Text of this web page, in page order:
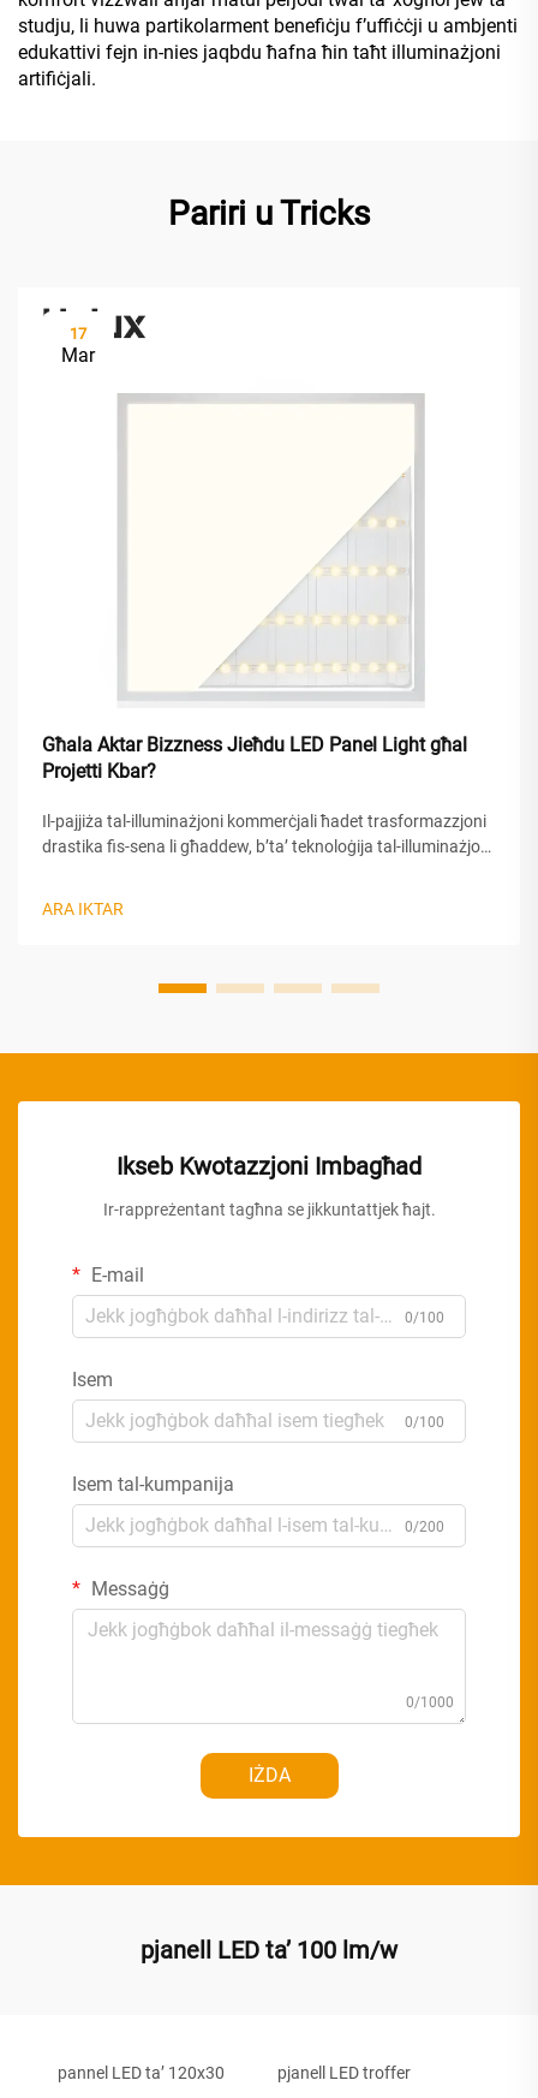
studju, li huwa partikolarment benefiċju f’uffiċċji u ambjenti
edukattivi fejn in-nies jaqbdu ħafna ħin taħt illuminażjoni
artifiċjali.
Pariri u Tricks
17
Mar
Għala Aktar Bizzness Jieħdu LED Panel Light għal
Projetti Kbar?
Il-pajjiża tal-illuminażjoni kommerċjali ħadet trasformazzjoni
drastika fis-sena li għaddew, b’ta’ teknoloġija tal-illuminażjoni
ARA IKTAR
Ikseb Kwotazzjoni Imbagħad
Ir-rappreżentant tagħna se jikkuntattjek ħajt.
E-mail
0/100
Isem
0/100
Isem tal-kumpanija
0/200
Messaġġ
0/1000
IŻDA
pjanell LED ta’ 100 lm/w
pannel LED ta’ 120x30 pjanell LED troffer